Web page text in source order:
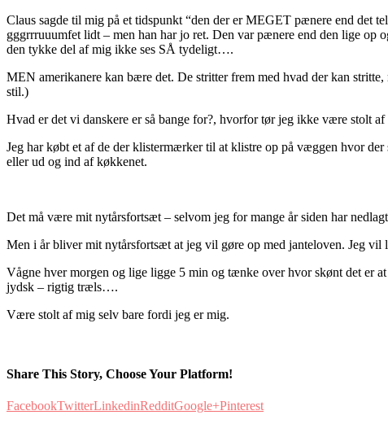
Claus sagde til mig på et tidspunkt “den der er MEGET pænere end det
gggrrruuumfet lidt – men han har jo ret. Den var pænere end den lige
den tykke del af mig ikke ses SÅ tydeligt….
MEN amerikanere kan bære det. De stritter frem med hvad der kan
stil.)
Hvad er det vi danskere er så bange for?, hvorfor tør jeg ikke være stolt
Jeg har købt et af de der klistermærker til at klistre op på væggen hvor
eller ud og ind af køkkenet.
Det må være mit nytårsfortsæt – selvom jeg for mange år siden har
Men i år bliver mit nytårsfortsæt at jeg vil gøre op med janteloven. Jeg vil
Vågne hver morgen og lige ligge 5 min og tænke over hvor skønt det er
jydsk – rigtig træls….
Være stolt af mig selv bare fordi jeg er mig.
Share This Story, Choose Your Platform!
FacebookTwitterLinkedinRedditGoogle+Pinterest